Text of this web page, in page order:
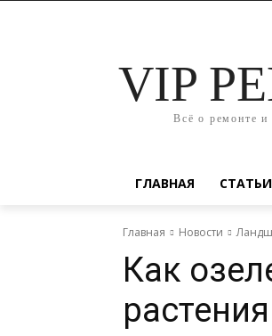
VIP
Всё о ремонте и
ГЛАВНАЯ
Главная Новости
Как